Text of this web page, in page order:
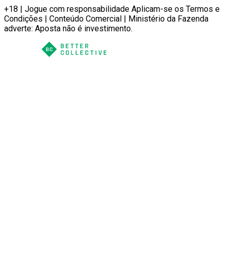
+18 | Jogue com responsabilidade Aplicam-se os Termos e
Condições | Conteúdo Comercial | Ministério da Fazenda
adverte: Aposta não é investimento.